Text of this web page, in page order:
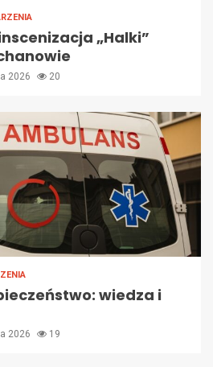
„Halki”
2026 20
wiedza i
2026 19